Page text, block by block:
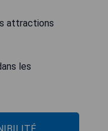
attractions
les